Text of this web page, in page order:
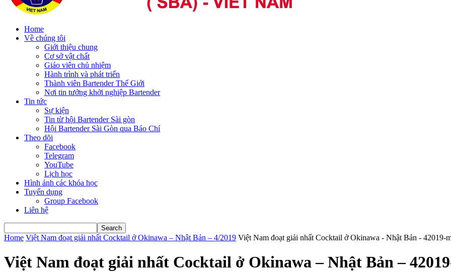
Home
Về chúng tôi
Giới thiệu chung
Cơ sở vật chất
Giáo viên chủ nhiệm
Hành trình và phát triển
Thành viên Bartender Thế Giới
Nơi tin tưởng khởi nghiệp Bartender
Tin tức
Sự kiện
Tin từ hội Bartender Sài gòn
Hội Bartender Sài Gòn qua Báo Chí
Theo dõi
Facebook
Telegram
YouTube
Lịch học
Hình ảnh các khóa học
Tuyển dụng
Group Facebook
Liên hệ
Home Việt Nam đoạt giải nhất Cocktail ở Okinawa – Nhật Bản – 4/2019 Việt Nam đoạt giải nhất Cocktail ở Okinawa - Nhật Bản - 42019-
Việt Nam đoạt giải nhất Cocktail ở Okinawa – Nhật Bản –